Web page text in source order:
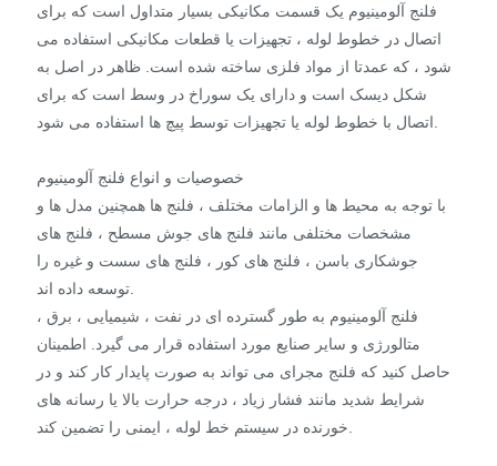
فلنج آلومینیوم یک قسمت مکانیکی بسیار متداول است که برای
اتصال در خطوط لوله ، تجهیزات یا قطعات مکانیکی استفاده می
شود ، که عمدتا از مواد فلزی ساخته شده است. ظاهر در اصل به
شکل دیسک است و دارای یک سوراخ در وسط است که برای
خصوصیات و انواع فلنج آلومینیوم
با توجه به محیط ها و الزامات مختلف ، فلنج ها همچنین مدل ها و
مشخصات مختلفی مانند فلنج های جوش مسطح ، فلنج های
جوشکاری باسن ، فلنج های کور ، فلنج های سست و غیره را
توسعه داده اند.
فلنج آلومینیوم به طور گسترده ای در نفت ، شیمیایی ، برق ،
متالورژی و سایر صنایع مورد استفاده قرار می گیرد. اطمینان
حاصل کنید که فلنج مجرای می تواند به صورت پایدار کار کند و در
شرایط شدید مانند فشار زیاد ، درجه حرارت بالا یا رسانه های